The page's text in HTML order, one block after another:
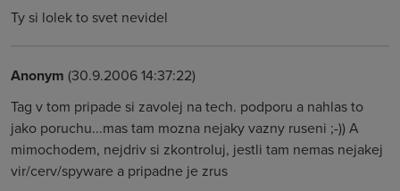
Ty si lolek to svet nevidel
Anonym (30.9.2006 14:37:22)
Tag v tom pripade si zavolej na tech. podporu a nahlas to
jako poruchu...mas tam mozna nejaky vazny ruseni ;-)) A
mimochodem, nejdriv si zkontroluj, jestli tam nemas nejakej
vir/cerv/spyware a pripadne je zrus